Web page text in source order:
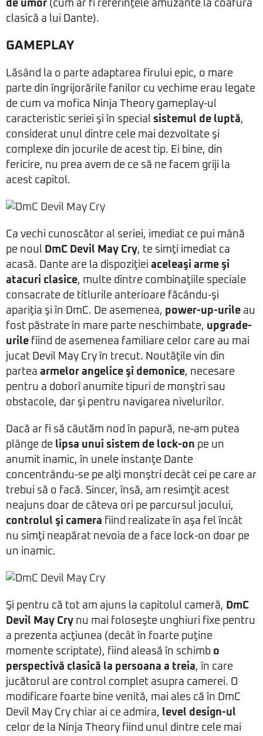
de umor (cum ar fi referinţele amuzante la coafura
clasică a lui Dante).
GAMEPLAY
Lăsând la o parte adaptarea firului epic, o mare
parte din îngrijorările fanilor cu vechime erau legate
de cum va mofica Ninja Theory gameplay-ul
caracteristic seriei şi în special sistemul de luptă,
considerat unul dintre cele mai dezvoltate şi
complexe din jocurile de acest tip. Ei bine, din
fericire, nu prea avem de ce să ne facem griji la
acest capitol.
Ca vechi cunoscător al seriei, imediat ce pui mână
pe noul DmC Devil May Cry, te simţi imediat ca
acasă. Dante are la dispoziţiei aceleaşi arme şi
atacuri clasice, multe dintre combinaţiile speciale
consacrate de titlurile anterioare făcându-şi
apariţia şi în DmC. De asemenea, power-up-urile au
fost păstrate în mare parte neschimbate, upgrade-
urile fiind de asemenea familiare celor care au mai
jucat Devil May Cry în trecut. Noutăţile vin din
partea armelor angelice şi demonice, necesare
pentru a doborî anumite tipuri de monştri sau
obstacole, dar şi pentru navigarea nivelurilor.
Dacă ar fi să căutăm nod în papură, ne-am putea
plânge de lipsa unui sistem de lock-on pe un
anumit inamic, în unele instanţe Dante
concentrându-se pe alţi monştri decât cei pe care ar
trebui să o facă. Sincer, însă, am resimţit acest
neajuns doar de câteva ori pe parcursul jocului,
controlul şi camera fiind realizate în aşa fel încât
nu simţi neapărat nevoia de a face lock-on doar pe
un inamic.
Şi pentru că tot am ajuns la capitolul cameră, DmC
Devil May Cry nu mai foloseşte unghiuri fixe pentru
a prezenta acţiunea (decât în foarte puţine
momente scriptate), fiind aleasă în schimb o
perspectivă clasică la persoana a treia, în care
jucătorul are control complet asupra camerei. O
modificare foarte bine venită, mai ales că în DmC
Devil May Cry chiar ai ce admira, level design-ul
celor de la Ninja Theory fiind unul dintre cele mai